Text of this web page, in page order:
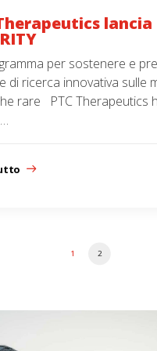
lancia
per sostenere e
di ricerca innovativa sulle
rare PTC Therapeutics
1 2